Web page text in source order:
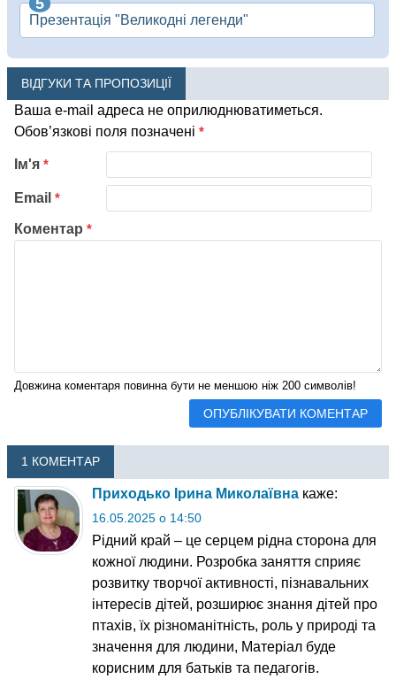
Презентація "Великодні легенди"
ВІДГУКИ ТА ПРОПОЗИЦІЇ
Ваша e-mail адреса не оприлюднюватиметься.
Обов’язкові поля позначені *
Коментар *
Довжина коментаря повинна бути не меншою ніж 200 символів!
Ім'я *
Email *
1 КОМЕНТАР
Приходько Ірина Миколаївна каже:
16.05.2025 о 14:50
Рідний край – це серцем рідна сторона для
кожної людини. Розробка заняття сприяє
розвитку творчої активності, пізнавальних
інтересів дітей, розширює знання дітей про
птахів, їх різноманітність, роль у природі та
значення для людини, Матеріал буде
корисним для батьків та педагогів.